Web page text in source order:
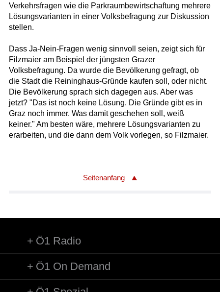
Verkehrsfragen wie die Parkraumbewirtschaftung mehrere
Lösungsvarianten in einer Volksbefragung zur Diskussion
stellen.
Dass Ja-Nein-Fragen wenig sinnvoll seien, zeigt sich für
Filzmaier am Beispiel der jüngsten Grazer
Volksbefragung. Da wurde die Bevölkerung gefragt, ob
die Stadt die Reininghaus-Gründe kaufen soll, oder nicht.
Die Bevölkerung sprach sich dagegen aus. Aber was
jetzt? "Das ist noch keine Lösung. Die Gründe gibt es in
Graz noch immer. Was damit geschehen soll, weiß
keiner." Am besten wäre, mehrere Lösungsvarianten zu
erarbeiten, und die dann dem Volk vorlegen, so Filzmaier.
Seitenanfang
Ö1 Radio
Ö1 On Demand